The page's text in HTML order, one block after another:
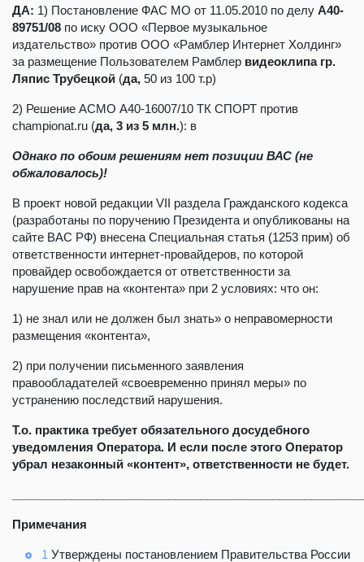
ДА: 1) Постановление ФАС МО от 11.05.2010 по делу А40-
89751/08 по иску ООО «Первое музыкальное
издательство» против ООО «Рамблер Интернет Холдинг»
за размещение Пользователем Рамблер видеоклипа гр.
Ляпис Трубецкой (да, 50 из 100 т.р)
2) Решение АСМО А40-16007/10 ТК СПОРТ против
championat.ru (да, 3 из 5 млн.): в
Однако по обоим решениям нет позиции ВАС (не
обжаловалось)!
В проект новой редакции VII раздела Гражданского кодекса
(разработаны по поручению Президента и опубликованы на
сайте ВАС РФ) внесена Специальная статья (1253 прим) об
ответственности интернет-провайдеров, по которой
провайдер освобождается от ответственности за
нарушение прав на «контента» при 2 условиях: что он:
1) не знал или не должен был знать» о неправомерности
размещения «контента»,
2) при получении письменного заявления
правообладателей «своевременно принял меры» по
устранению последствий нарушения.
Т.о. практика требует обязательного досудебного
уведомления Оператора. И если после этого Оператор
убрал незаконный «контент», ответственности не будет.
Примечания
1 Утверждены постановлением Правительства России